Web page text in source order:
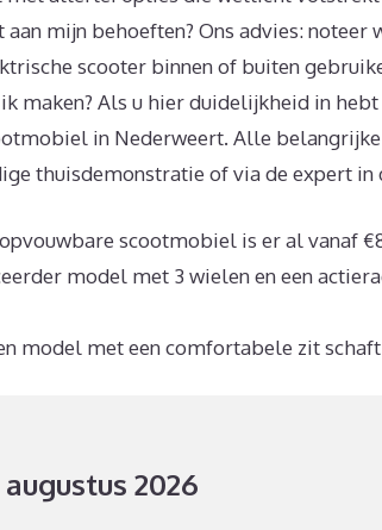
aan mijn behoeften? Ons advies:
scooter binnen of buiten
maken? Als u hier duidelijkheid in
in Nederweert. Alle
thuisdemonstratie of via de expert in
scootmobiel is er al vanaf
model met 3 wielen en een
model met een comfortabele zit schaft
2026